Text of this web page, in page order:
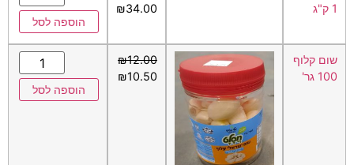
1 ק"ג
₪34.00
הוספה לסל
שום קלוף
100 גר'
₪12.00
₪10.50
הוספה לסל